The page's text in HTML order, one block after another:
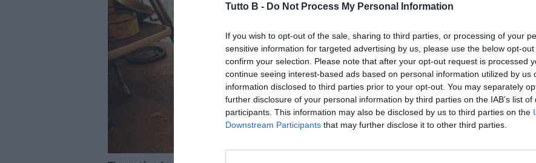
Tutto B - Do Not Process My Personal Information
If you wish to opt-out of the sale, sharing to third parties, or processing of your
sensitive information for targeted advertising by us, please use the below opt-
confirm your selection. Please note that after your opt-out request is processed
continue seeing interest-based ads based on personal information utilized by us
information disclosed to third parties prior to your opt-out. You may separately
further disclosure of your personal information by third parties on the IAB’s list of
participants. This information may also be disclosed by us to third parties on the
Downstream Participants that may further disclose it to other third parties.